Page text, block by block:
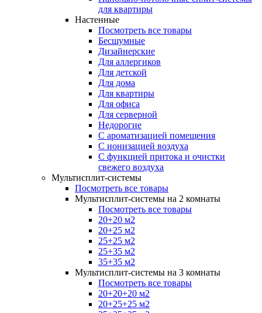
для квартиры
Настенные
Посмотреть все товары
Бесшумные
Дизайнерские
Для аллергиков
Для детской
Для дома
Для квартиры
Для офиса
Для серверной
Недорогие
С ароматизацией помещения
С ионизацией воздуха
С функцией притока и очистки
свежего воздуха
Мультисплит-системы
Посмотреть все товары
Мультисплит-системы на 2 комнаты
Посмотреть все товары
20+20 м2
20+25 м2
25+25 м2
25+35 м2
35+35 м2
Мультисплит-системы на 3 комнаты
Посмотреть все товары
20+20+20 м2
20+25+25 м2